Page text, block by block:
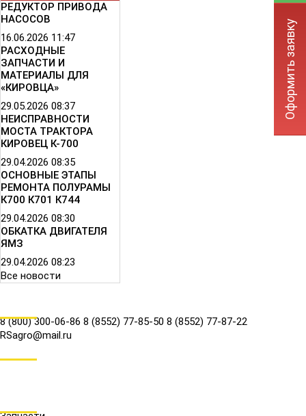
РЕДУКТОР ПРИВОДА
НАСОСОВ
16.06.2026 11:47
РАСХОДНЫЕ
ЗАПЧАСТИ И
МАТЕРИАЛЫ ДЛЯ
«КИРОВЦА»
29.05.2026 08:37
НЕИСПРАВНОСТИ
МОСТА ТРАКТОРА
КИРОВЕЦ К-700
29.04.2026 08:35
ОСНОВНЫЕ ЭТАПЫ
РЕМОНТА ПОЛУРАМЫ
К700 К701 К744
29.04.2026 08:30
ОБКАТКА ДВИГАТЕЛЯ
ЯМЗ
29.04.2026 08:23
Все новости
8 (800) 300-06-86 8 (8552) 77-85-50 8 (8552) 77-87-22
RSagro@mail.ru
Оформить заявку